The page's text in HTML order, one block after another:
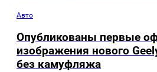
Авто
Опубликованы первые
изображения нового
без камуфляжа